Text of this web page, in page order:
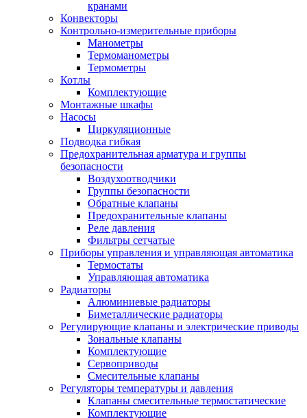
кранами
Конвекторы
Контрольно-измерительные приборы
Манометры
Термоманометры
Термометры
Котлы
Комплектующие
Монтажные шкафы
Насосы
Циркуляционные
Подводка гибкая
Предохранительная арматура и группы
безопасности
Воздухоотводчики
Группы безопасности
Обратные клапаны
Предохранительные клапаны
Реле давления
Фильтры сетчатые
Приборы управления и управляющая автоматика
Термостаты
Управляющая автоматика
Радиаторы
Алюминиевые радиаторы
Биметаллические радиаторы
Регулирующие клапаны и электрические приводы
Зональные клапаны
Комплектующие
Сервоприводы
Смесительные клапаны
Регуляторы температуры и давления
Клапаны смесительные термостатические
Комплектующие